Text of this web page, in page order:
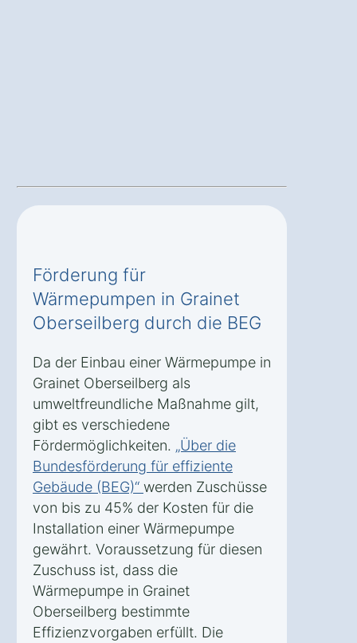
Förderung für
Wärmepumpen in Grainet
Oberseilberg durch die BEG
Da der Einbau einer Wärmepumpe in
Grainet Oberseilberg als
umweltfreundliche Maßnahme gilt,
gibt es verschiedene
Fördermöglichkeiten. „Über die
Bundesförderung für effiziente
Gebäude (BEG)“ werden Zuschüsse
von bis zu 45% der Kosten für die
Installation einer Wärmepumpe
gewährt. Voraussetzung für diesen
Zuschuss ist, dass die
Wärmepumpe in Grainet
Oberseilberg bestimmte
Effizienzvorgaben erfüllt. Die